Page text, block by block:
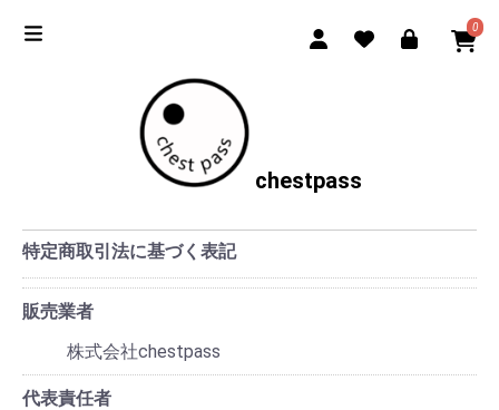
0
chestpass
特定商取引法に基づく表記
販売業者
株式会社chestpass
代表責任者